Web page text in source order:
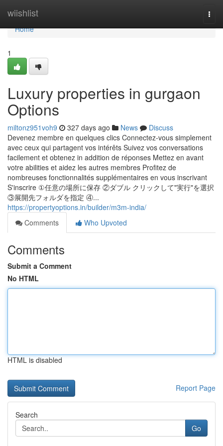
wiishlist
Home
Home
1
Luxury properties in gurgaon
Options
miltonz951voh9 327 days ago News
Discuss
Devenez membre en quelques clics Connectez-vous simplement
avec ceux qui partagent vos intérêts Suivez vos conversations
facilement et obtenez in addition de réponses Mettez en avant
votre abilities et aidez les autres membres Profitez de
nombreuses fonctionnalités supplémentaires en vous inscrivant
S'inscrire ①任意の場所に保存 ②ダブル クリックして"実行"を選択
③展開先フォルダを指定 ④...
https://propertyoptions.in/builder/m3m-india/
Comments
Who Upvoted
Comments
Submit a Comment
No HTML
HTML is disabled
Report Page
Search
Go